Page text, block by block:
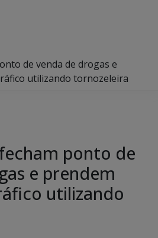
de venda de drogas e
utilizando tornozeleira
ponto de
e prendem
utilizando